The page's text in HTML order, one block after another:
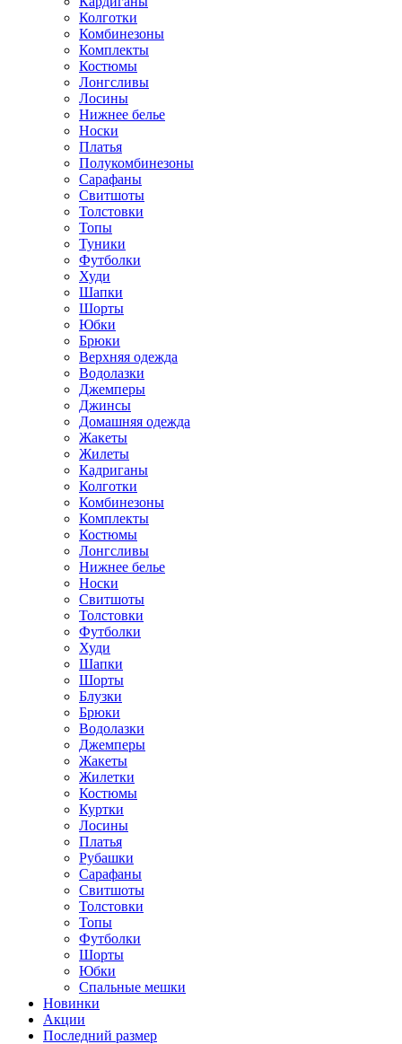
Колготки
Комбинезоны
Комплекты
Костюмы
Лонгсливы
Лосины
Нижнее белье
Носки
Платья
Полукомбинезоны
Сарафаны
Свитшоты
Толстовки
Топы
Туники
Футболки
Худи
Шапки
Шорты
Юбки
Брюки
Верхняя одежда
Водолазки
Джемперы
Джинсы
Домашняя одежда
Жакеты
Жилеты
Кадриганы
Колготки
Комбинезоны
Комплекты
Костюмы
Лонгсливы
Нижнее белье
Носки
Свитшоты
Толстовки
Футболки
Худи
Шапки
Шорты
Блузки
Брюки
Водолазки
Джемперы
Жакеты
Жилетки
Костюмы
Куртки
Лосины
Платья
Рубашки
Сарафаны
Свитшоты
Толстовки
Топы
Футболки
Шорты
Юбки
Спальные мешки
Новинки
Акции
Последний размер